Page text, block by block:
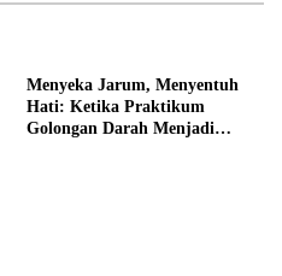
Menyeka Jarum, Menyentuh
Hati: Ketika Praktikum
Golongan Darah Menjadi